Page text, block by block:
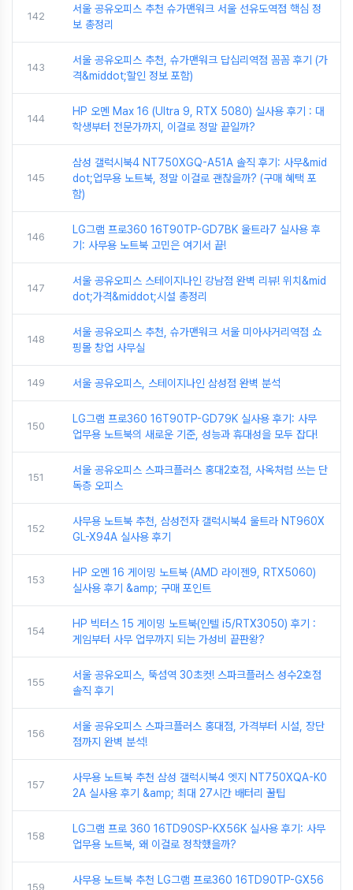
142
서울 공유오피스 추천 슈가맨워크 서울 선유도역점 핵심 정
보 총정리
143
서울 공유오피스 추천, 슈가맨워크 답십리역점 꼼꼼 후기 (가
격&middot;할인 정보 포함)
144
HP 오멘 Max 16 (Ultra 9, RTX 5080) 실사용 후기 : 대
학생부터 전문가까지, 이걸로 정말 끝일까?
145
삼성 갤럭시북4 NT750XGQ-A51A 솔직 후기: 사무&mid
dot;업무용 노트북, 정말 이걸로 괜찮을까? (구매 혜택 포
함)
146
LG그램 프로360 16T90TP-GD7BK 울트라7 실사용 후
기: 사무용 노트북 고민은 여기서 끝!
147
서울 공유오피스 스테이지나인 강남점 완벽 리뷰! 위치&mid
dot;가격&middot;시설 총정리
148
서울 공유오피스 추천, 슈가맨워크 서울 미아사거리역점 쇼
핑몰 창업 사무실
149 서울 공유오피스, 스테이지나인 삼성점 완벽 분석
150
LG그램 프로360 16T90TP-GD79K 실사용 후기: 사무
업무용 노트북의 새로운 기준, 성능과 휴대성을 모두 잡다!
151
서울 공유오피스 스파크플러스 홍대2호점, 사옥처럼 쓰는 단
독층 오피스
152
사무용 노트북 추천, 삼성전자 갤럭시북4 울트라 NT960X
GL-X94A 실사용 후기
153
HP 오멘 16 게이밍 노트북 (AMD 라이젠9, RTX5060)
실사용 후기 &amp; 구매 포인트
154
HP 빅터스 15 게이밍 노트북(인텔 i5/RTX3050) 후기 :
게임부터 사무 업무까지 되는 가성비 끝판왕?
155
서울 공유오피스, 뚝섬역 30초컷! 스파크플러스 성수2호점
솔직 후기
156
서울 공유오피스 스파크플러스 홍대점, 가격부터 시설, 장단
점까지 완벽 분석!
157
사무용 노트북 추천 삼성 갤럭시북4 엣지 NT750XQA-K0
2A 실사용 후기 &amp; 최대 27시간 배터리 꿀팁
158
LG그램 프로 360 16TD90SP-KX56K 실사용 후기: 사무
업무용 노트북, 왜 이걸로 정착했을까?
159
사무용 노트북 추천 LG그램 프로360 16TD90TP-GX56